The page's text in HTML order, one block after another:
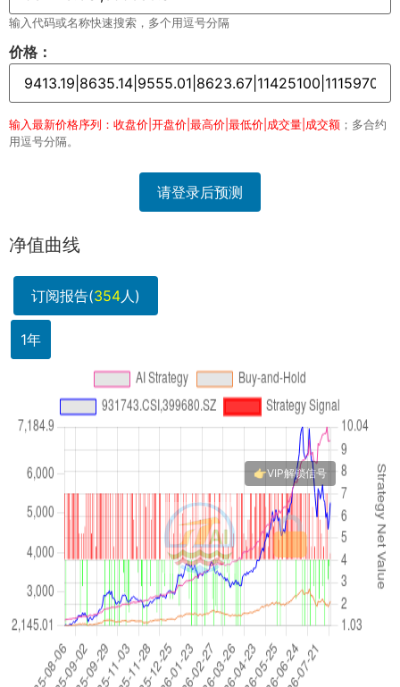
输入代码或名称快速搜索，多个用逗号分隔
价格：
输入最新价格序列：收盘价|开盘价|最高价|最低价|成交量|成交额 ；多合约
用逗号分隔。
请登录后预测
净值曲线
订阅报告(354人)
1年